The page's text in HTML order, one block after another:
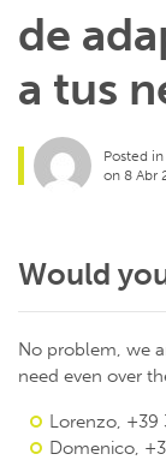
de
a tus
Posted
on 8 Abr
Would
No problem, we
need even over
Lorenzo, +39
Domenico,